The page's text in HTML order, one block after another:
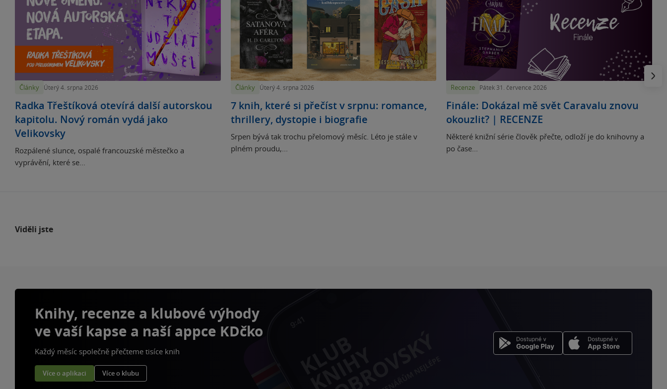
Články Úterý 4. srpna 2026
Radka Třeštíková otevírá další autorskou
kapitolu. Nový román vydá jako
Velikovsky
Rozpálené slunce, ospalé francouzské městečko a
vyprávění, které se...
Články Úterý 4. srpna 2026
7 knih, které si přečíst v srpnu: romance,
thrillery, dystopie i biografie
Srpen bývá tak trochu přelomový měsíc. Léto je stále v
plném proudu,...
Recenze Pátek 31. července 2026
Finále: Dokázal mě svět Caravalu znovu
okouzlit? | RECENZE
Některé knižní série člověk přečte, odloží je do knihovny a
po čase...
Viděli jste
Knihy, recenze a klubové výhody
ve vaší kapse a naší appce KDčko
Každý měsíc společně přečteme tisíce knih
Více o aplikaci Více o klubu